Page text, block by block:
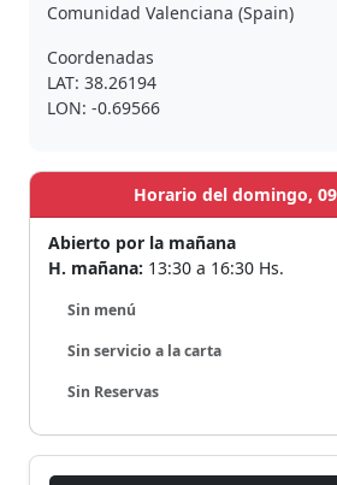
Comunidad Valenciana (Spain)
Coordenadas
LAT: 38.26194
LON: -0.69566
Horario del domingo,
Abierto por la mañana
H. mañana: 13:30 a 16:30 Hs.
Sin menú
Sin servicio a la carta
Sin Reservas